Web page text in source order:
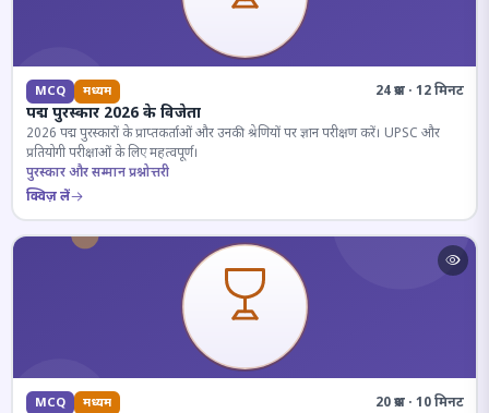
MCQ मध्यम 24 प्रश्न · 12 मिनट
पद्म पुरस्कार 2026 के विजेता
2026 पद्म पुरस्कारों के प्राप्तकर्ताओं और उनकी श्रेणियों पर ज्ञान परीक्षण करें। UPSC और
प्रतियोगी परीक्षाओं के लिए महत्वपूर्ण।
पुरस्कार और सम्मान प्रश्नोत्तरी
क्विज़ लें
MCQ मध्यम 20 प्रश्न · 10 मिनट